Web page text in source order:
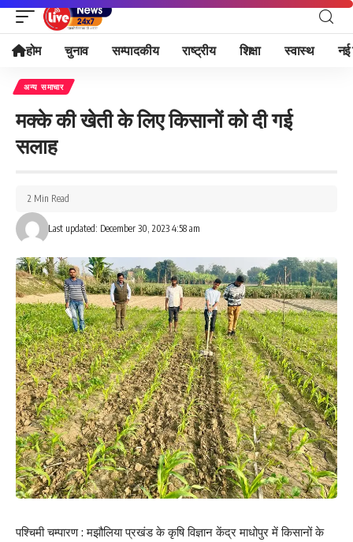
होम चुनाव सम्पादकीय राष्ट्रीय शिक्षा स्वास्थ नई
अन्य समाचार
मक्‍के की खेती के लिए किसानों को दी गई
सलाह
Last updated: December 30, 2023 4:58 am
2 Min Read
पश्चिमी चम्पारण : मझौलिया प्रखंड के कृषि विज्ञान केंद्र माधोपुर में किसानों के